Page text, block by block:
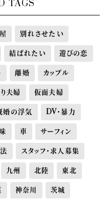
TAGS
別れさせたい
結ばれたい 遊びの恋
離婚 カップル
夫婦 仮面夫婦
婚の浮気 DV・暴力
車 サーフィン
スタッフ・求人募集
九州 北陸 東北
神奈川 茨城